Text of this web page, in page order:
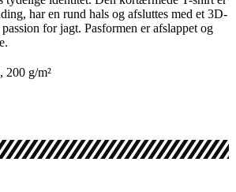
har en rund hals og afsluttes med et 3D-
for jagt. Pasformen er afslappet og
200 g/m²